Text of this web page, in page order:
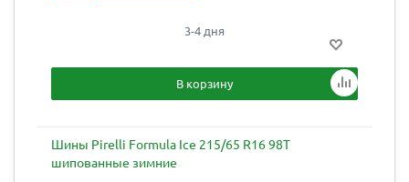
3-4 дня
В корзину
Шины Pirelli Formula Ice 215/65 R16 98T
шипованные зимние